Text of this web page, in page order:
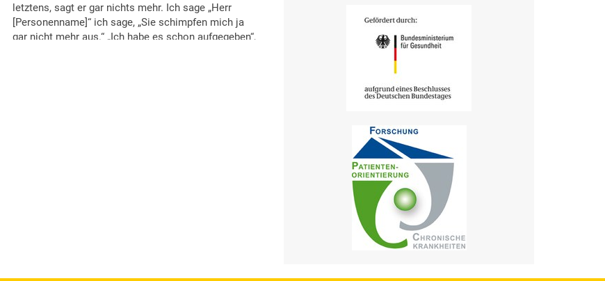
letztens, sagt er gar nichts mehr. Ich sage „Herr
[Personenname]“ ich sage, „Sie schimpfen mich ja
gar nicht mehr aus.“ „Ich habe es schon aufgegeben“,